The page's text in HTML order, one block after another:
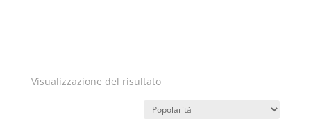
Visualizzazione del risultato